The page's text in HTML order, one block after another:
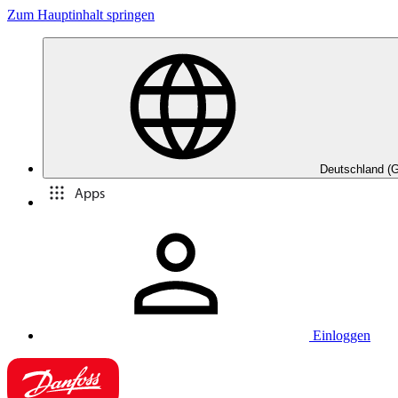
Zum Hauptinhalt springen
Deutschland
Apps
Einloggen